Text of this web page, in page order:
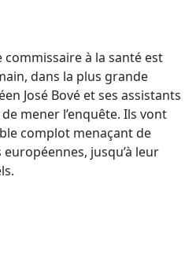
commissaire à la santé est
dans la plus grande
José Bové et ses assistants
mener l’enquête. Ils vont
complot menaçant de
jusqu’à leur